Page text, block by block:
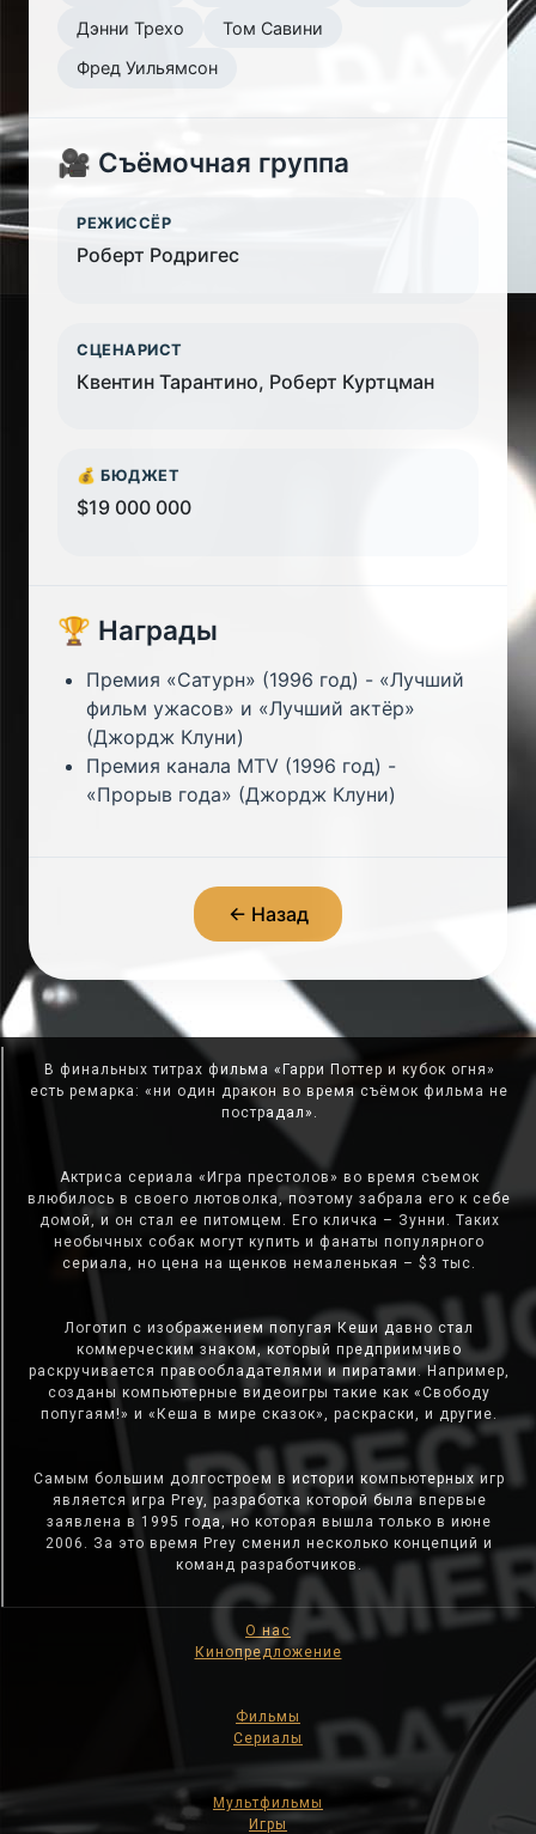
Дэнни Трехо
Том Савини
Фред Уильямсон
🎥 Съёмочная группа
РЕЖИССЁР
Роберт Родригес
СЦЕНАРИСТ
Квентин Тарантино, Роберт Куртцман
💰 БЮДЖЕТ
$19 000 000
🏆 Награды
Премия «Сатурн» (1996 год) - «Лучший
фильм ужасов» и «Лучший актёр»
(Джордж Клуни)
Премия канала MTV (1996 год) -
«Прорыв года» (Джордж Клуни)
← Назад
В финальных титрах фильма «Гарри Поттер и кубок огня»
есть ремарка: «ни один дракон во время съёмок фильма не
пострадал».
Актриса сериала «Игра престолов» во время съемок
влюбилось в своего лютоволка, поэтому забрала его к себе
домой, и он стал ее питомцем. Его кличка – Зунни. Таких
необычных собак могут купить и фанаты популярного
сериала, но цена на щенков немаленькая – $3 тыс.
Логотип с изображением попугая Кеши давно стал
коммерческим знаком, который предприимчиво
раскручивается правообладателями и пиратами. Например,
созданы компьютерные видеоигры такие как «Свободу
попугаям!» и «Кеша в мире сказок», раскраски, и другие.
Самым большим долгостроем в истории компьютерных игр
является игра Prey, разработка которой была впервые
заявлена в 1995 года, но которая вышла только в июне
2006. За это время Prey сменил несколько концепций и
команд разработчиков.
О нас
Кинопредложение
Фильмы
Сериалы
Мультфильмы
Игры